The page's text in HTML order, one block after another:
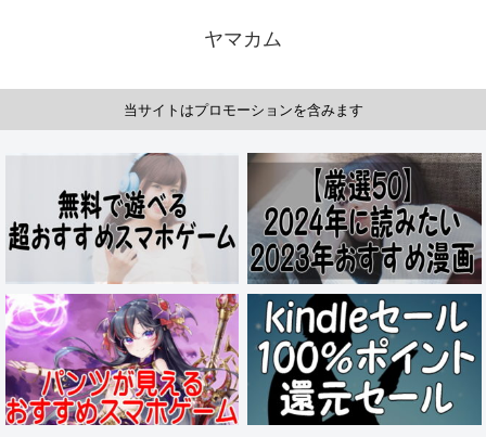
ヤマカム
当サイトはプロモーションを含みます